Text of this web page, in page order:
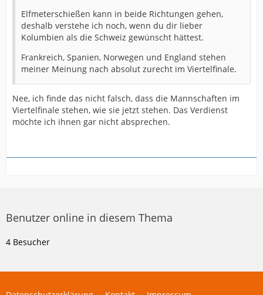
Elfmeterschießen kann in beide Richtungen gehen,
deshalb verstehe ich noch, wenn du dir lieber
Kolumbien als die Schweiz gewünscht hättest.
Frankreich, Spanien, Norwegen und England stehen
meiner Meinung nach absolut zurecht im Viertelfinale.
Nee, ich finde das nicht falsch, dass die Mannschaften im
Viertelfinale stehen, wie sie jetzt stehen. Das Verdienst
möchte ich ihnen gar nicht absprechen.
Benutzer online in diesem Thema
4 Besucher